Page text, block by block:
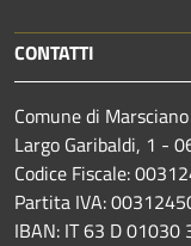
CONTATTI
Comune di Marsciano
Largo Garibaldi, 1 -
Codice Fiscale:
Partita IVA:
IBAN: IT 63 D